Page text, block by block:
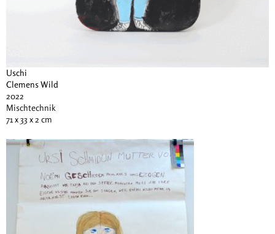
Uschi
Clemens Wild
2022
Mischtechnik
71 x 33 x 2 cm